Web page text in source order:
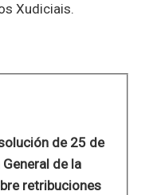
Xudiciais.
de 25 de
de la
retribuciones